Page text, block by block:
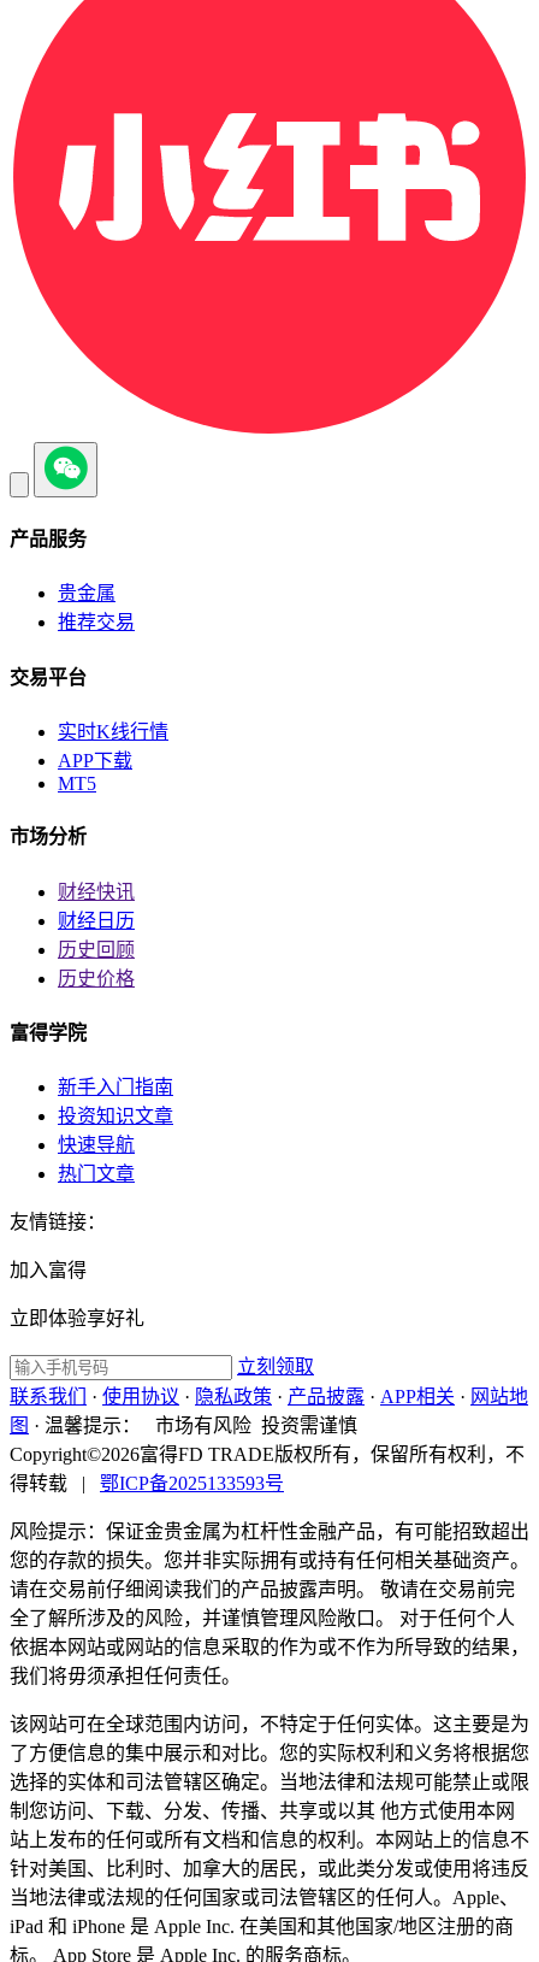
产品服务
贵金属
推荐交易
交易平台
实时K线行情
APP下载
MT5
市场分析
财经快讯
财经日历
历史回顾
历史价格
富得学院
新手入门指南
投资知识文章
快速导航
热门文章
友情链接：
加入富得
立即体验享好礼
立刻领取
联系我们
· 使用协议 · 隐私政策 · 产品披露 · APP相关 · 网站地
图 · 温馨提示：
市场有风险 投资需谨慎
Copyright©2026富得FD TRADE版权所有，保留所有权利，不
得转载
| 鄂ICP备2025133593号
风险提示：保证金贵金属为杠杆性金融产品，有可能招致超出
您的存款的损失。您并非实际拥有或持有任何相关基础资产。
请在交易前仔细阅读我们的产品披露声明。 敬请在交易前完
全了解所涉及的风险，并谨慎管理风险敞口。 对于任何个人
依据本网站或网站的信息采取的作为或不作为所导致的结果，
我们将毋须承担任何责任。
该网站可在全球范围内访问，不特定于任何实体。这主要是为
了方便信息的集中展示和对比。您的实际权利和义务将根据您
选择的实体和司法管辖区确定。当地法律和法规可能禁止或限
制您访问、下载、分发、传播、共享或以其 他方式使用本网
站上发布的任何或所有文档和信息的权利。本网站上的信息不
针对美国、比利时、加拿大的居民，或此类分发或使用将违反
当地法律或法规的任何国家或司法管辖区的任何人。Apple、
iPad 和 iPhone 是 Apple Inc. 在美国和其他国家/地区注册的商
标。 App Store 是 Apple Inc. 的服务商标。